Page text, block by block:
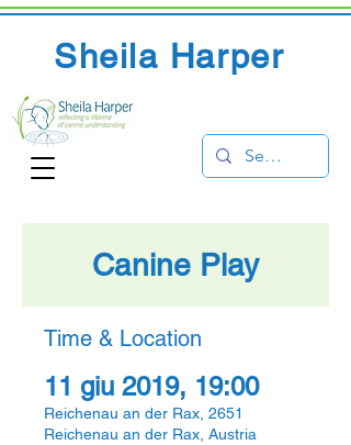
Sheila Harper
Canine Play
Time & Location
11 giu 2019, 19:00
Reichenau an der Rax, 2651
Reichenau an der Rax, Austria